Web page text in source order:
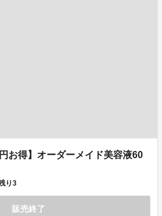
お得】オーダーメイド美容液60
り3
販売終了